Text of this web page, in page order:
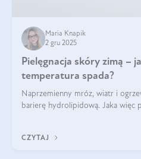
Maria Knapik
2 gru 2025
Pielęgnacja skóry zimą –
temperatura spada?
Naprzemienny mróz, wiatr i
barierę hydrolipidową. Jaka więc
CZYTAJ